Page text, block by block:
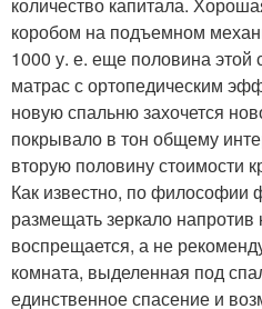
коробом на подъемном
1000 у. е. еще половина
матрас с ортопедическим
новую спальню захочется
покрывало в тон общему
вторую половину стоимости
Как известно, по философии
размещать зеркало напротив
воспрещается, а не
комната, выделенная под
единственное спасение и